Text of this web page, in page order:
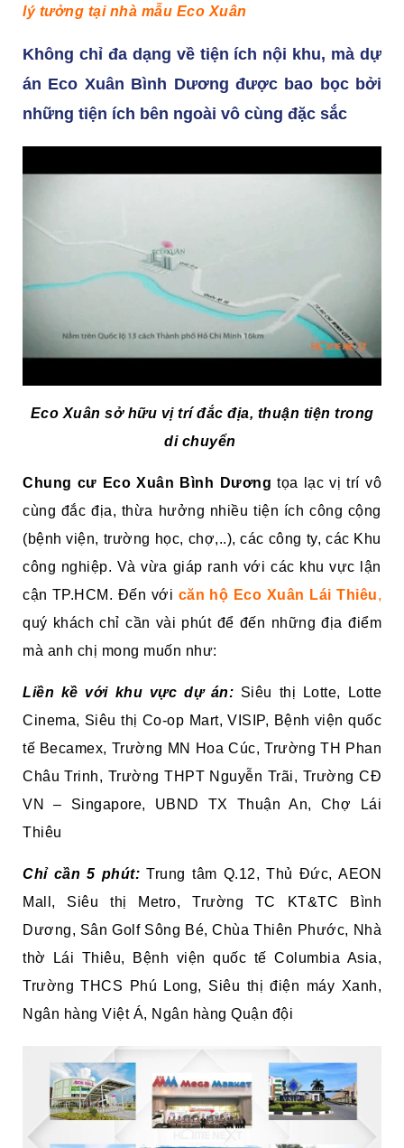
lý tưởng tại nhà mẫu Eco Xuân
Không chỉ đa dạng về tiện ích nội khu, mà dự
án Eco Xuân Bình Dương được bao bọc bởi
những tiện ích bên ngoài vô cùng đặc sắc
Eco Xuân sở hữu vị trí đắc địa, thuận tiện trong
di chuyển
Chung cư Eco Xuân Bình Dương tọa lạc vị trí vô
cùng đắc địa, thừa hưởng nhiều tiện ích công cộng
(bệnh viện, trường học, chợ,..), các công ty, các Khu
công nghiệp. Và vừa giáp ranh với các khu vực lận
cận TP.HCM. Đến với căn hộ Eco Xuân Lái Thiêu,
quý khách chỉ cần vài phút để đến những địa điểm
mà anh chị mong muốn như:
Liền kề với khu vực dự án: Siêu thị Lotte, Lotte
Cinema, Siêu thị Co-op Mart, VISIP, Bệnh viện quốc
tế Becamex, Trường MN Hoa Cúc, Trường TH Phan
Châu Trinh, Trường THPT Nguyễn Trãi, Trường CĐ
VN – Singapore, UBND TX Thuận An, Chợ Lái
Thiêu
Chỉ cần 5 phút: Trung tâm Q.12, Thủ Đức, AEON
Mall, Siêu thị Metro, Trường TC KT&TC Bình
Dương, Sân Golf Sông Bé, Chùa Thiên Phước, Nhà
thờ Lái Thiêu, Bệnh viện quốc tế Columbia Asia,
Trường THCS Phú Long, Siêu thị điện máy Xanh,
Ngân hàng Việt Á, Ngân hàng Quận đội